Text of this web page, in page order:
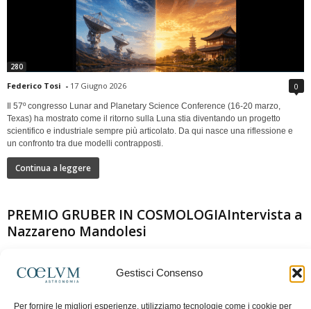
Gestisci Consenso
Per fornire le migliori esperienze, utilizziamo tecnologie come i cookie per
280
Federico Tosi - 17 Giugno 2026 0
Il 57º congresso Lunar and Planetary Science Conference (16-20 marzo,
Texas) ha mostrato come il ritorno sulla Luna stia diventando un progetto
scientifico e industriale sempre più articolato. Da qui nasce una riflessione e
un confronto tra due modelli contrapposti.
Continua a leggere
PREMIO GRUBER IN COSMOLOGIAIntervista a
Nazzareno Mandolesi